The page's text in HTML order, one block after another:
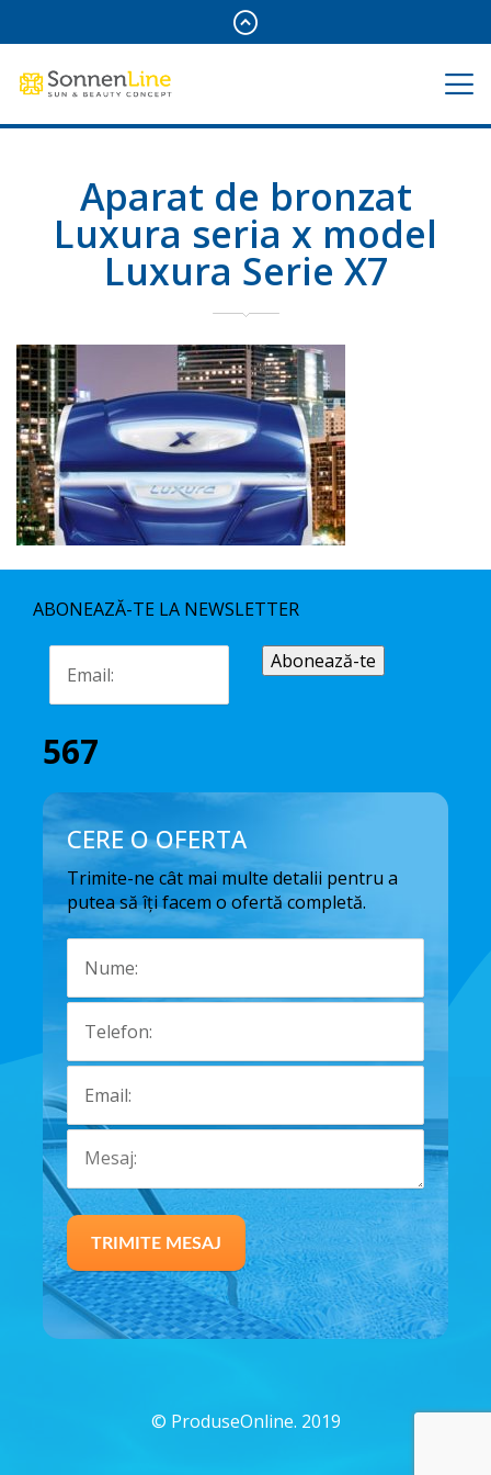
Aparat de bronzat
Luxura seria x model
Luxura Serie X7
ABONEAZĂ-TE LA NEWSLETTER
567
CERE O OFERTA
Trimite-ne cât mai multe detalii pentru a
putea să îți facem o ofertă completă.
© ProduseOnline. 2019